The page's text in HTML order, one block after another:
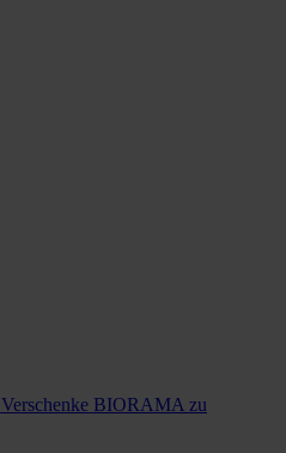
Verschenke BIORAMA zu